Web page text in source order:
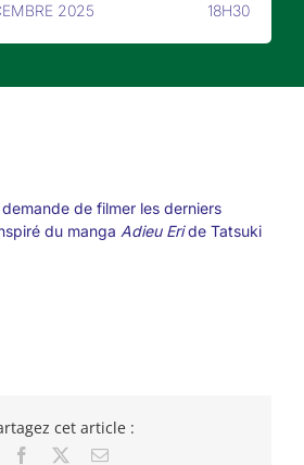
2025 18H30
de filmer les derniers
du manga Adieu Eride Tatsuki
cet article :
Facebook Email